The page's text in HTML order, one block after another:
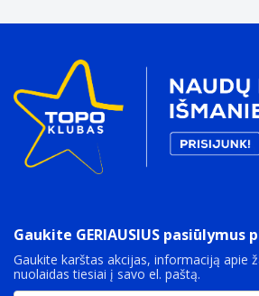
Gaukite GERIAUSIUS pasiūlymus
Gaukite karštas akcijas, informaciją apie
nuolaidas tiesiai į savo el. paštą.